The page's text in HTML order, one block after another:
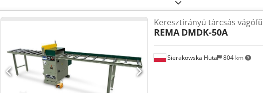
asztallap magassága a talajtól: 900 mm - görgőasztalok száma: 2 db -
vezetővel: 2050 mm - görgőasztal a kivető oldalon: 1650 mm - görgőasztal
görgőasztal szélessége: 510 mm - a gép teljes méretei (asztal nélkül, hossz/
1200x640x1280 mm - súlya kb. 500 kg ELŐNYÖK - lengyel gyártás - eredeti
görgőasztal - pneumatikus tárcsaemelés - használt, de nagyon jó állapotban
PLN Nettó ár: 3455 EUR, a 4,20 EUR-os árfolyamtól függően (Az árak a jelentős
változhatnak)
Sierakowska Huta 804 km
Keresztirányú tárcsás
REMA DMDK-50A